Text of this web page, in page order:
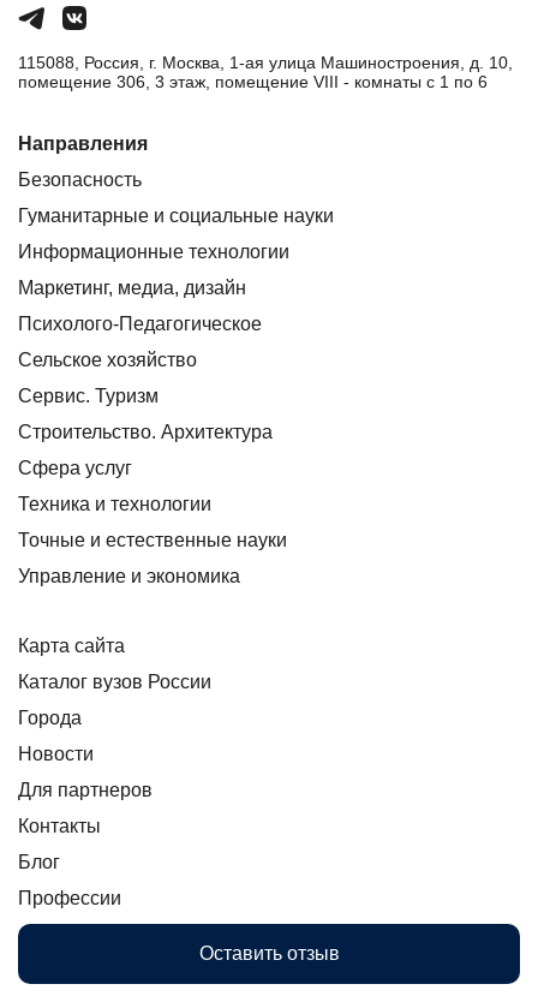
115088, Россия, г. Москва, 1-ая улица Машиностроения, д. 10,
помещение 306, 3 этаж, помещение VIII - комнаты с 1 по 6
Направления
Безопасность
Гуманитарные и социальные науки
Информационные технологии
Маркетинг, медиа, дизайн
Психолого-Педагогическое
Сельское хозяйство
Сервис. Туризм
Строительство. Архитектура
Сфера услуг
Техника и технологии
Точные и естественные науки
Управление и экономика
Карта сайта
Каталог вузов России
Города
Новости
Для партнеров
Контакты
Блог
Профессии
Оставить отзыв